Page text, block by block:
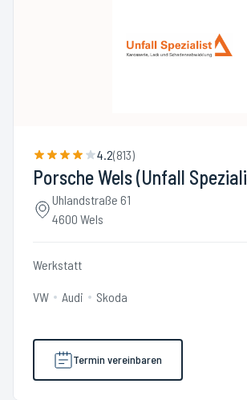
4.2(813)
Porsche Wels (Unfall
Uhlandstraße 61
4600 Wels
Werkstatt
VW Audi Skoda
Termin vereinbaren